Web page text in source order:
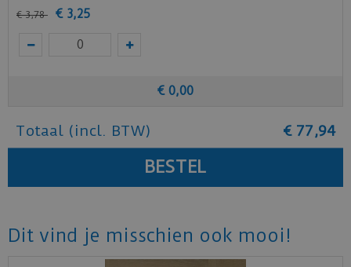
€ 3,78 € 3,25
€ 0,00
Totaal (incl. BTW) € 77,94
Dit vind je misschien ook mooi!